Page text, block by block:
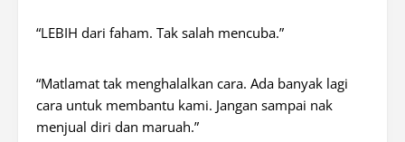
“LEBIH dari faham. Tak salah mencuba.”
“Matlamat tak menghalalkan cara. Ada banyak lagi
cara untuk membantu kami. Jangan sampai nak
menjual diri dan maruah.”